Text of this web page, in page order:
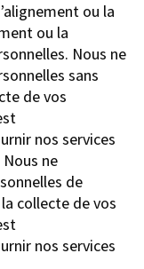
ou la
ou la
Nous ne
sans
de vos
nos services
Nous ne
de
collecte de vos
nos services